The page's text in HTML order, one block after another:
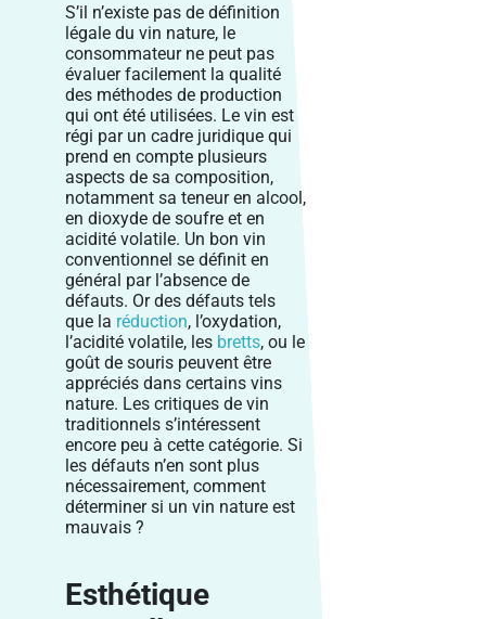
S’il n’existe pas de définition
légale du vin nature, le
consommateur ne peut pas
évaluer facilement la qualité
des méthodes de production
qui ont été utilisées. Le vin est
régi par un cadre juridique qui
prend en compte plusieurs
aspects de sa composition,
notamment sa teneur en alcool,
en dioxyde de soufre et en
acidité volatile. Un bon vin
conventionnel se définit en
général par l’absence de
défauts. Or des défauts tels
que la réduction, l’oxydation,
l’acidité volatile, les bretts, ou le
goût de souris peuvent être
appréciés dans certains vins
nature. Les critiques de vin
traditionnels s’intéressent
encore peu à cette catégorie. Si
les défauts n’en sont plus
nécessairement, comment
déterminer si un vin nature est
mauvais ?
Esthétique